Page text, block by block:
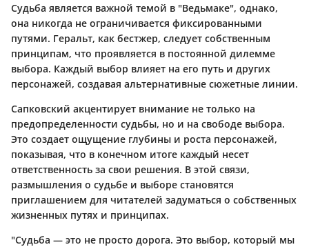
Судьба является важной темой в "Ведьмаке", однако,
она никогда не ограничивается фиксированными
путями. Геральт, как бестжер, следует собственным
принципам, что проявляется в постоянной дилемме
выбора. Каждый выбор влияет на его путь и других
персонажей, создавая альтернативные сюжетные линии.
Сапковский акцентирует внимание не только на
предопределенности судьбы, но и на свободе выбора.
Это создает ощущение глубины и роста персонажей,
показывая, что в конечном итоге каждый несет
ответственность за свои решения. В этой связи,
размышления о судьбе и выборе становятся
приглашением для читателей задуматься о собственных
жизненных путях и принципах.
"Судьба — это не просто дорога. Это выбор, который мы